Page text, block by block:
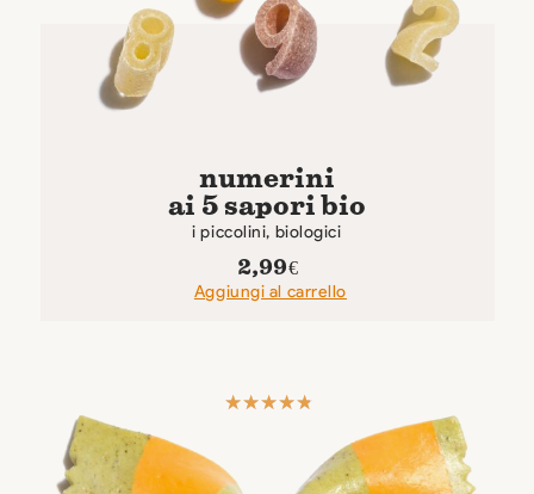
numerini
ai 5 sapori bio
i piccolini, biologici
2,99€
Aggiungi al carrello